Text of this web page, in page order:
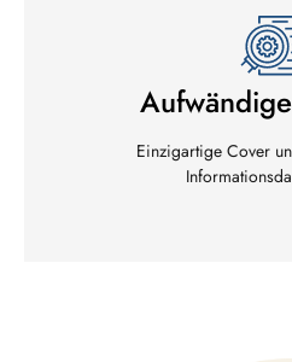
Einzigartige Cover